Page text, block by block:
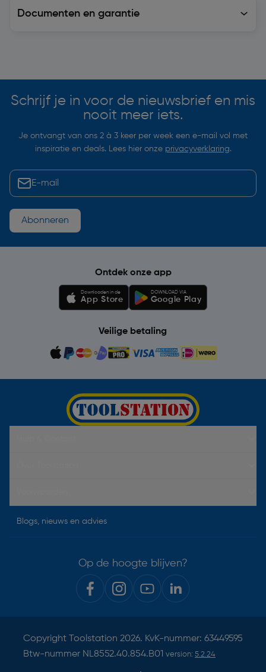
Documenten en garantie
Schrijf je in voor de nieuwsbrief en mis
nooit meer iets.
Je ontvangt van ons 2 à 3 keer per week een e-mail vol met
inspiratie en deals. Lees hier onze privacyverklaring.
Abonneren
Ontdek onze app
Downloaden in de
App Store
DOWNLOAD VIA
Google Play
Veilige betaling
Blogs, nieuws en advies
Op de hoogte blijven?
Copyright Toolstation 2026. KvK-nummer: 63449595
Btw-nummer NL8552.40.854.B01 version: 5.2.24